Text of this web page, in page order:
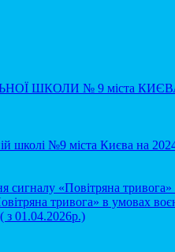
ШКОЛИ № 9 міста
школі №9 міста Києва на
сигналу «Повітряна
тривога» в умовах
01.04.2026р.)